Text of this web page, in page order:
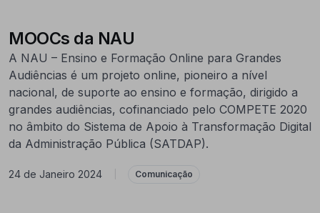
MOOCs da NAU
A NAU – Ensino e Formação Online para Grandes
Audiências é um projeto online, pioneiro a nível
nacional, de suporte ao ensino e formação, dirigido a
grandes audiências, cofinanciado pelo COMPETE 2020
no âmbito do Sistema de Apoio à Transformação Digital
da Administração Pública (SATDAP).
24 de Janeiro 2024 Comunicação